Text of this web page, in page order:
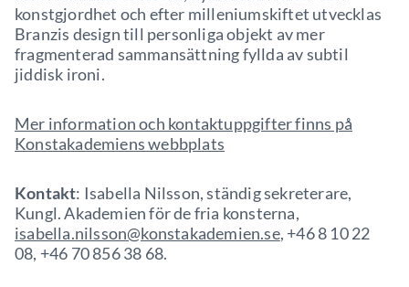
konstgjordhet och efter milleniumskiftet utvecklas
Branzis design till personliga objekt av mer
fragmenterad sammansättning fyllda av subtil
jiddisk ironi.
Mer information och kontaktuppgifter finns på
Konstakademiens webbplats
Kontakt: Isabella Nilsson, ständig sekreterare,
Kungl. Akademien för de fria konsterna,
isabella.nilsson@konstakademien.se, +46 8 10 22
08, +46 70 856 38 68.